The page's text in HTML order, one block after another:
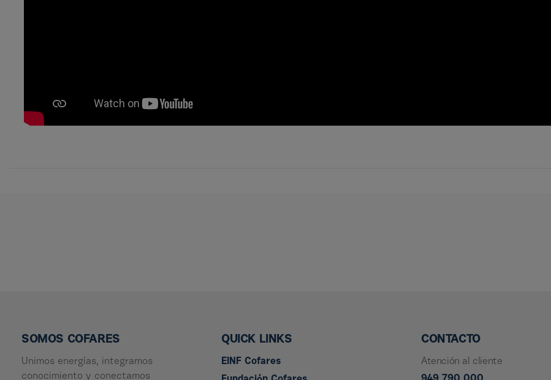
SOMOS COFARES
Unimos energías, integramos
conocimiento y conectamos
QUICK LINKS
EINF Cofares
CONTACTO
Atención al cliente